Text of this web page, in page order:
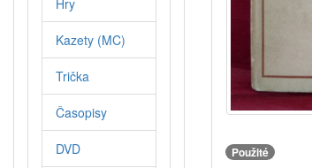
Použité
Hry
Kazety (MC)
Trička
Časopisy
DVD